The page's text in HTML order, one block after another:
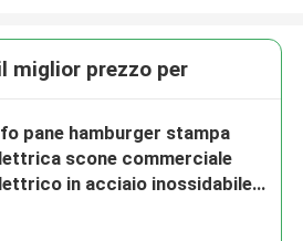
miglior prezzo per
pane hamburger stampa
scone commerciale
in acciaio inossidabile